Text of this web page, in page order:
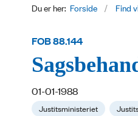
Du er her: Forside Find
FOB 88.144
01-01-1988
Justitsministeriet